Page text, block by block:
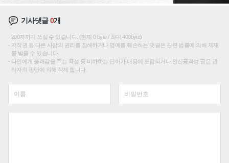
기사댓글0개
200자까지 쓰실 수 있습니다. (현재 0 byte / 최대 400byte)
저작권 등 다른 사람의 권리를 침해하거나 명예를 훼손하는 댓글은 관련 법률에 의해 제재
를 받을 수 있습니다.
타인에게 불쾌감을 주는 욕설 등 비하하는 단어가 내용에 포함되거나 인신공격성 글은 관
리자의 판단에 의해 삭제 합니다.